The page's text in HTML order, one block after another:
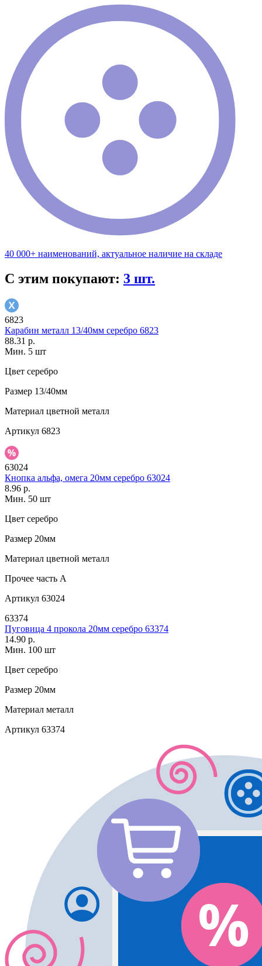
40 000+ наименований, актуальное наличие на складе
С этим покупают: 3 шт.
6823
Карабин металл 13/40мм серебро 6823
88.31 р.
Мин. 5 шт
Цвет серебро
Размер 13/40мм
Материал цветной металл
Артикул 6823
63024
Кнопка альфа, омега 20мм серебро 63024
8.96 р.
Мин. 50 шт
Цвет серебро
Размер 20мм
Материал цветной металл
Прочее часть A
Артикул 63024
63374
Пуговица 4 прокола 20мм серебро 63374
14.90 р.
Мин. 100 шт
Цвет серебро
Размер 20мм
Материал металл
Артикул 63374